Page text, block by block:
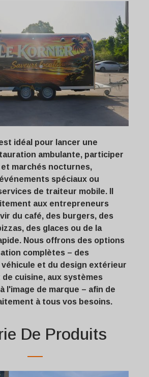
idéal pour lancer une
ambulante, participer
marchés nocturnes,
spéciaux ou
de traiteur mobile. Il
aux entrepreneurs
du café, des burgers, des
des glaces ou de la
Nous offrons des options
complètes – des
véhicule et du design extérieur
cuisine, aux systèmes
l'image de marque – afin de
à tous vos besoins.
De Produits